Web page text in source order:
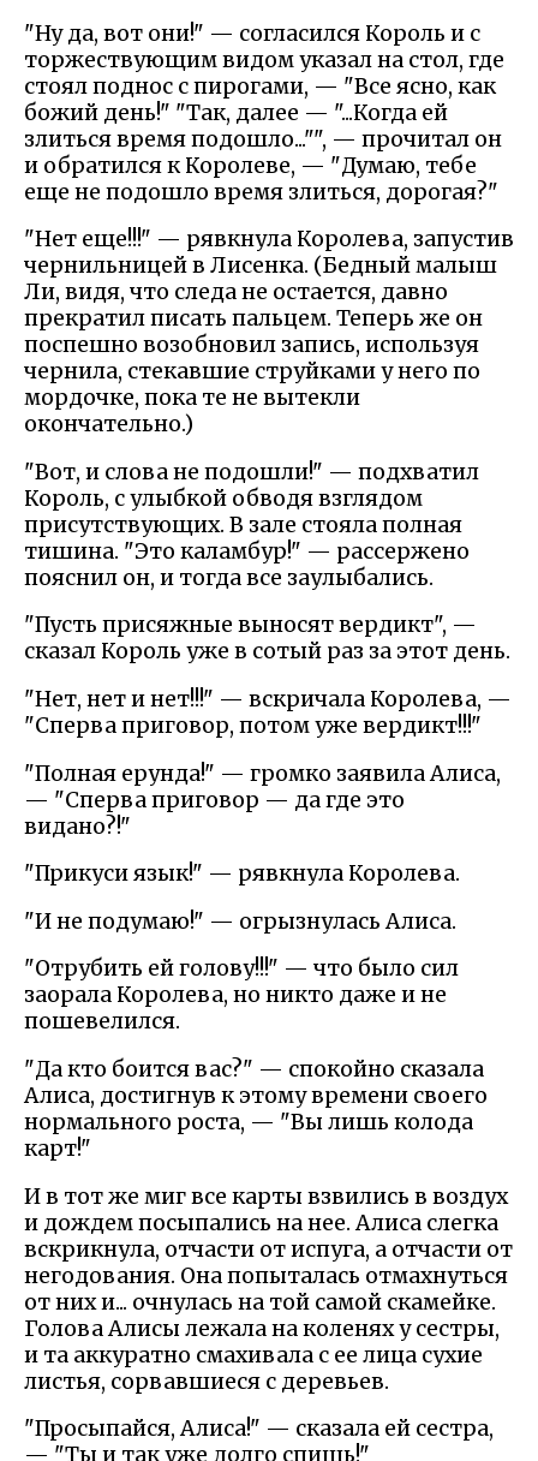
"Ну да, вот они!" — согласился Король и с
торжествующим видом указал на стол, где
стоял поднос с пирогами, — "Все ясно, как
божий день!" "Так, далее — "...Когда ей
злиться время подошло..."", — прочитал он
и обратился к Королеве, — "Думаю, тебе
еще не подошло время злиться, дорогая?"
"Нет еще!!!" — рявкнула Королева, запустив
чернильницей в Лисенка. (Бедный малыш
Ли, видя, что следа не остается, давно
прекратил писать пальцем. Теперь же он
поспешно возобновил запись, используя
чернила, стекавшие струйками у него по
мордочке, пока те не вытекли
окончательно.)
"Вот, и слова не подошли!" — подхватил
Король, с улыбкой обводя взглядом
присутствующих. В зале стояла полная
тишина. "Это каламбур!" — рассержено
пояснил он, и тогда все заулыбались.
"Пусть присяжные выносят вердикт", —
сказал Король уже в сотый раз за этот день.
"Нет, нет и нет!!!" — вскричала Королева, —
"Сперва приговор, потом уже вердикт!!!"
"Полная ерунда!" — громко заявила Алиса,
— "Сперва приговор — да где это
видано?!"
"Прикуси язык!" — рявкнула Королева.
"И не подумаю!" — огрызнулась Алиса.
"Отрубить ей голову!!!" — что было сил
заорала Королева, но никто даже и не
пошевелился.
"Да кто боится вас?" — спокойно сказала
Алиса, достигнув к этому времени своего
нормального роста, — "Вы лишь колода
карт!"
И в тот же миг все карты взвились в воздух
и дождем посыпались на нее. Алиса слегка
вскрикнула, отчасти от испуга, а отчасти от
негодования. Она попыталась отмахнуться
от них и... очнулась на той самой скамейке.
Голова Алисы лежала на коленях у сестры,
и та аккуратно смахивала с ее лица сухие
листья, сорвавшиеся с деревьев.
"Просыпайся, Алиса!" — сказала ей сестра,
— "Ты и так уже долго спишь!"